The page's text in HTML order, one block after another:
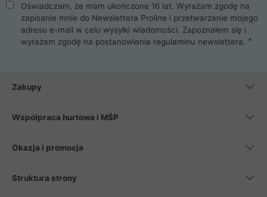
Oświadczam, że mam ukończone 16 lat. Wyrażam zgodę na
zapisanie mnie do Newslettera Proline i przetwarzanie mojego
adresu e-mail w celu wysyłki wiadomości. Zapoznałem się i
wyrażam zgodę na postanowienia regulaminu newslettera.
Zakupy
Współpraca hurtowa i MŚP
Okazja i promocja
Struktura strony